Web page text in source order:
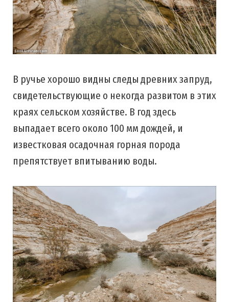
В ручье хорошо видны следы древних запруд,
свидетельствующие о некогда развитом в этих
краях сельском хозяйстве. В год здесь
выпадает всего около 100 мм дождей, и
известковая осадочная горная порода
препятствует впитыванию воды.